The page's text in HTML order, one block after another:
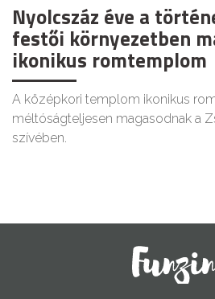
Nyolcszáz éve a
festői környezetben
ikonikus romtemplom
A középkori templom ikonikus
méltóságteljesen magasodnak a
szívében.